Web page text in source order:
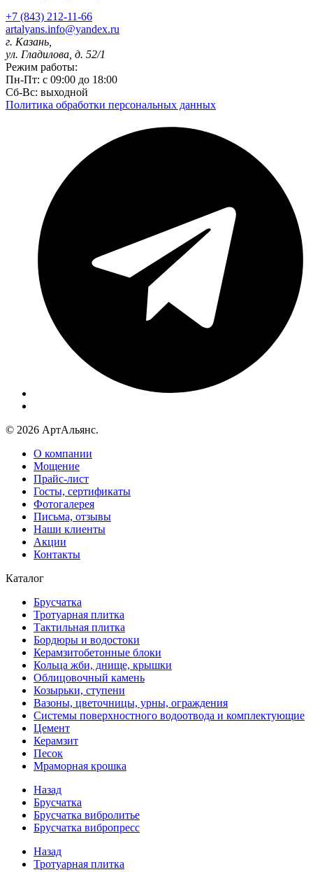
+7 (843) 212-11-66
artalyans.info@yandex.ru
г. Казань,
ул. Гладилова, д. 52/1
Режим работы:
Пн-Пт: с 09:00 до 18:00
Сб-Вс: выходной
Политика обработки персональных данных
© 2026 АртАльянс.
О компании
Мощение
Прайс-лист
Госты, сертификаты
Фотогалерея
Письма, отзывы
Наши клиенты
Акции
Контакты
Каталог
Брусчатка
Тротуарная плитка
Тактильная плитка
Бордюры и водостоки
Керамзитобетонные блоки
Кольца жби, днище, крышки
Облицовочный камень
Козырьки, ступени
Вазоны, цветочницы, урны, ограждения
Системы поверхностного водоотвода и комплектующие
Цемент
Керамзит
Песок
Мраморная крошка
Назад
Брусчатка
Брусчатка вибролитье
Брусчатка вибропресс
Назад
Тротуарная плитка